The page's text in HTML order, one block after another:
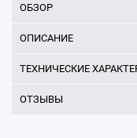
ОБЗОР
ОПИСАНИЕ
ТЕХНИЧЕСКИЕ
ОТЗЫВЫ